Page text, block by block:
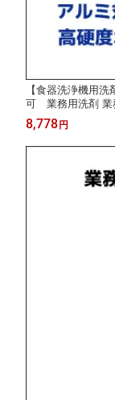
【食器洗浄機用
可 業務用洗剤
洗浄機メーカー対応
8,778円